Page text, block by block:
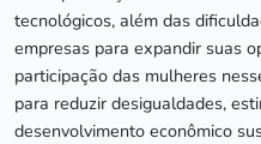
tecnológicos, além das
empresas para expandir suas
participação das mulheres
para reduzir desigualdades,
desenvolvimento econômico